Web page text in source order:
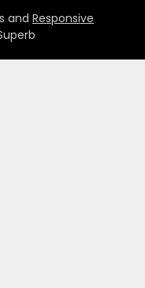
and Responsive